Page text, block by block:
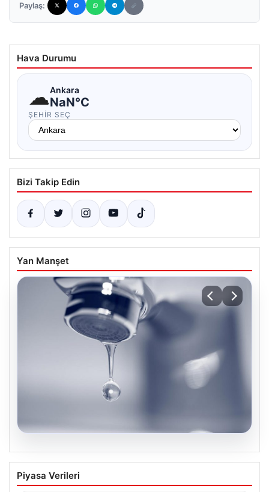
Paylaş:
Hava Durumu
☁Ankara
NaN°C
ŞEHIR SEÇ
Bizi Takip Edin
Yan Manşet
İstanbul’un 8 İlçesinde 19 Saat Su
Kesintisi Planlanıyor: 5 Ağustos İSKİ
Piyasa Verileri